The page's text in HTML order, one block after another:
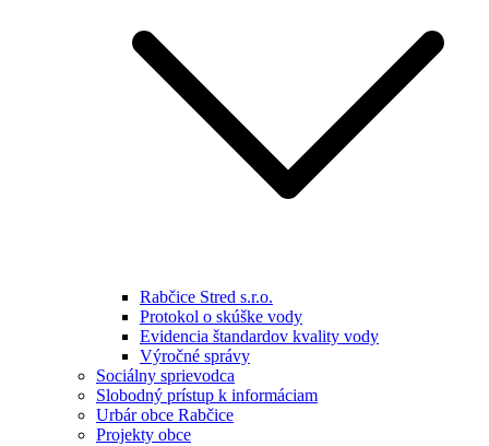
Rabčice Stred s.r.o.
Protokol o skúške vody
Evidencia štandardov kvality vody
Výročné správy
Sociálny sprievodca
Slobodný prístup k informáciam
Urbár obce Rabčice
Projekty obce